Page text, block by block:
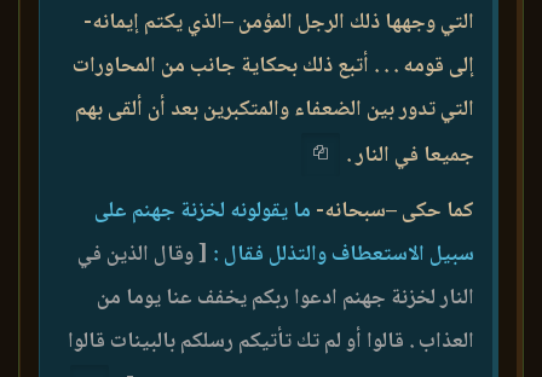
التي وجهها ذلك الرجل المؤمن –الذي يكتم إيمانه-
إلى قومه . . . أتبع ذلك بحكاية جانب من المحاورات
التي تدور بين الضعفاء والمتكبرين بعد أن ألقى بهم
جميعا في النار .
كما حكى –سبحانه- ما يقولونه لخزنة جهنم على
سبيل الاستعطاف والتذلل فقال : [ وقال الذين في
النار لخزنة جهنم ادعوا ربكم يخفف عنا يوما من
العذاب . قالوا أو لم تك تأتيكم رسلكم بالبينات قالوا